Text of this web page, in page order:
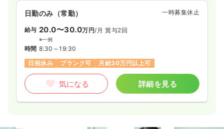
日勤のみ（常勤） 一時募集休止
給与 20.0〜30.0万円/月 賞与2回
※一例
時間 8:30～19:30
日祝休み
ブランク可 月給30万円以上可
気になる 詳細を見る